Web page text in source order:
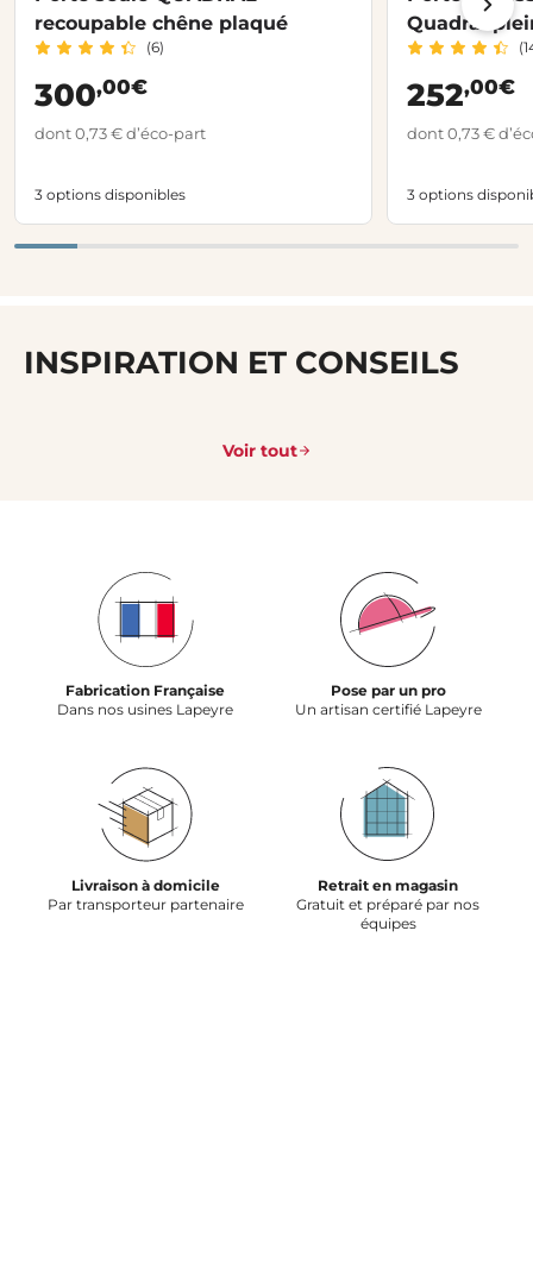
recoupable chêne plaqué
(6)
300,00€
dont 0,73 € d’éco-part
3 options disponibles
Quadral
252,00€
dont 0,73 €
3 options
INSPIRATION ET CONSEILS
Voir tout
Fabrication Française
Dans nos usines Lapeyre
Pose par un pro
Un artisan certifié Lapeyre
Livraison à domicile
Par transporteur partenaire
Retrait en magasin
Gratuit et préparé par nos
équipes